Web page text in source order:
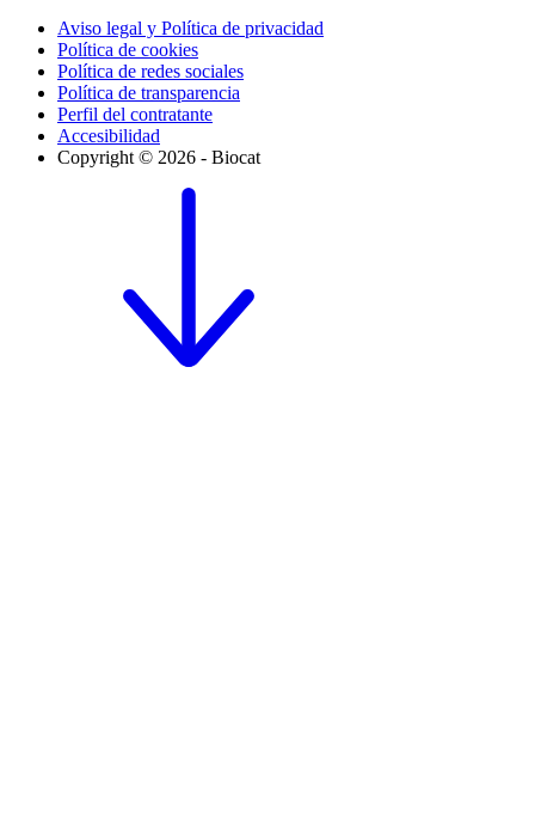
Aviso legal y Política de privacidad
Política de cookies
Política de redes sociales
Política de transparencia
Perfil del contratante
Accesibilidad
Copyright © 2026 - Biocat